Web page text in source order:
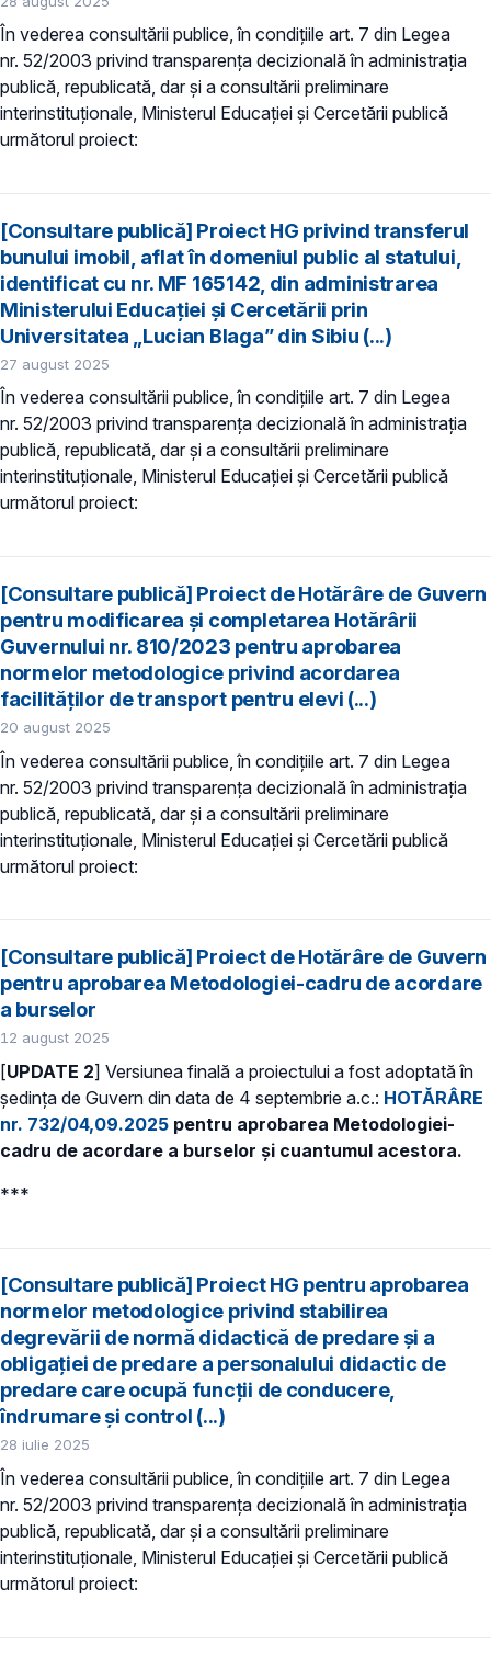
În vederea consultării publice, în condiţiile art. 7 din Legea
nr. 52/2003 privind transparenţa decizională în administraţia
publică, republicată, dar și a consultării preliminare
interinstituționale, Ministerul Educaţiei și Cercetării publică
următorul proiect:
[Consultare publică] Proiect HG privind transferul
bunului imobil, aflat în domeniul public al statului,
identificat cu nr. MF 165142, din administrarea
Ministerului Educației și Cercetării prin
Universitatea „Lucian Blaga” din Sibiu (...)
27 august 2025
În vederea consultării publice, în condiţiile art. 7 din Legea
nr. 52/2003 privind transparenţa decizională în administraţia
publică, republicată, dar și a consultării preliminare
interinstituționale, Ministerul Educaţiei și Cercetării publică
următorul proiect:
[Consultare publică] Proiect de Hotărâre de Guvern
pentru modificarea și completarea Hotărârii
Guvernului nr. 810/2023 pentru aprobarea
normelor metodologice privind acordarea
facilităților de transport pentru elevi (...)
20 august 2025
În vederea consultării publice, în condiţiile art. 7 din Legea
nr. 52/2003 privind transparenţa decizională în administraţia
publică, republicată, dar și a consultării preliminare
interinstituționale, Ministerul Educaţiei și Cercetării publică
următorul proiect:
[Consultare publică] Proiect de Hotărâre de Guvern
pentru aprobarea Metodologiei-cadru de acordare
a burselor
12 august 2025
[UPDATE 2] Versiunea finală a proiectului a fost adoptată în
ședința de Guvern din data de 4 septembrie a.c.: HOTĂRÂRE
nr. 732/04,09.2025 pentru aprobarea Metodologiei-
cadru de acordare a burselor și cuantumul acestora.
***
[Consultare publică] Proiect HG pentru aprobarea
normelor metodologice privind stabilirea
degrevării de normă didactică de predare şi a
obligaţiei de predare a personalului didactic de
predare care ocupă funcții de conducere,
îndrumare și control (...)
28 iulie 2025
În vederea consultării publice, în condiţiile art. 7 din Legea
nr. 52/2003 privind transparenţa decizională în administraţia
publică, republicată, dar și a consultării preliminare
interinstituționale, Ministerul Educaţiei și Cercetării publică
următorul proiect: